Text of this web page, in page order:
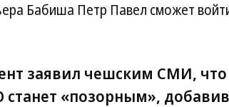
Бабиша Петр Павел сможет
заявил чешским СМИ, что
«позорным»,